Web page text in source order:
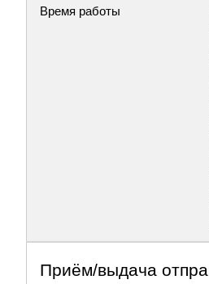
Время работы
Приём/выдача